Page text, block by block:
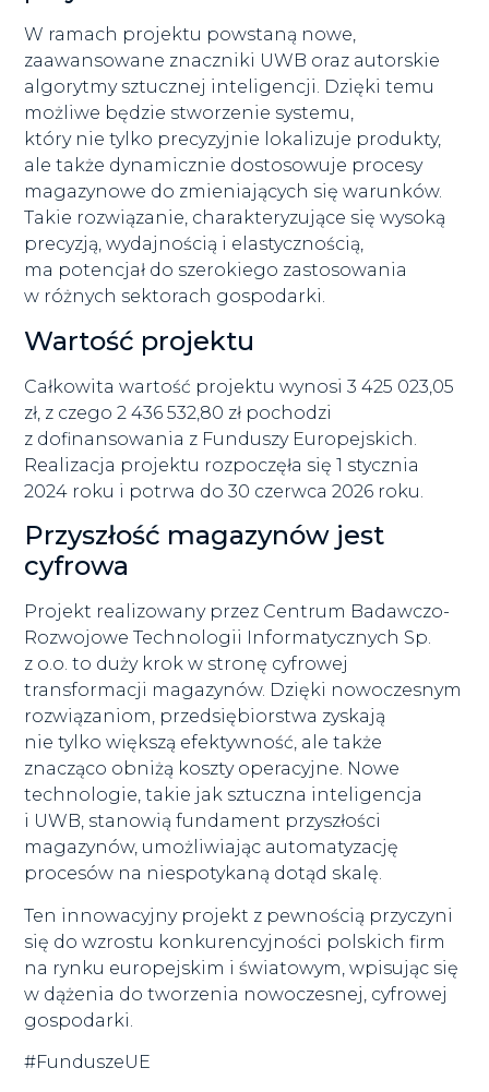
W ramach projektu powstaną nowe,
zaawansowane znaczniki UWB oraz autorskie
algorytmy sztucznej inteligencji. Dzięki temu
możliwe będzie stworzenie systemu,
który nie tylko precyzyjnie lokalizuje produkty,
ale także dynamicznie dostosowuje procesy
magazynowe do zmieniających się warunków.
Takie rozwiązanie, charakteryzujące się wysoką
precyzją, wydajnością i elastycznością,
ma potencjał do szerokiego zastosowania
w różnych sektorach gospodarki.
Wartość projektu
Całkowita wartość projektu wynosi 3 425 023,05
zł, z czego 2 436 532,80 zł pochodzi
z dofinansowania z Funduszy Europejskich.
Realizacja projektu rozpoczęła się 1 stycznia
2024 roku i potrwa do 30 czerwca 2026 roku.
Przyszłość magazynów jest
cyfrowa
Projekt realizowany przez Centrum Badawczo-
Rozwojowe Technologii Informatycznych Sp.
z o.o. to duży krok w stronę cyfrowej
transformacji magazynów. Dzięki nowoczesnym
rozwiązaniom, przedsiębiorstwa zyskają
nie tylko większą efektywność, ale także
znacząco obniżą koszty operacyjne. Nowe
technologie, takie jak sztuczna inteligencja
i UWB, stanowią fundament przyszłości
magazynów, umożliwiając automatyzację
procesów na niespotykaną dotąd skalę.
Ten innowacyjny projekt z pewnością przyczyni
się do wzrostu konkurencyjności polskich firm
na rynku europejskim i światowym, wpisując się
w dążenia do tworzenia nowoczesnej, cyfrowej
gospodarki.
#FunduszeUE